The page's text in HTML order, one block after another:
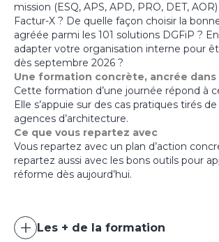
mission (ESQ, APS, APD, PRO, DET,
Factur-X ? De quelle façon choisir la
agréée parmi les 101 solutions DGFiP ?
adapter votre organisation interne pour
dès septembre 2026 ?
Une formation concrète, ancrée
Cette formation d’une journée répond à
Elle s’appuie sur des cas pratiques tirés
agences d’architecture.
Ce que vous repartez avec
Vous repartez avec un plan d’action
repartez aussi avec les bons outils pour
réforme dès aujourd’hui.
Les + de la formation